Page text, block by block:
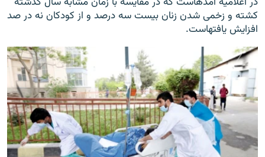
کشته و زخمی شدن زنان بیست سه درصد و از کودکان نه در صد
افزایش یافته‎است.